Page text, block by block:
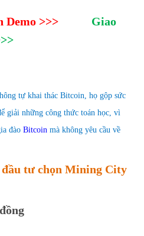
Demo >>>
Giao
tự khai thác Bitcoin, họ gộp sức
giải những công thức toán học, vì
đào Bitcoin mà không yêu cầu về
đầu tư chọn Mining City